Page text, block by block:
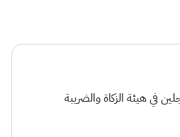
في هيئة الزكاة والضريبة